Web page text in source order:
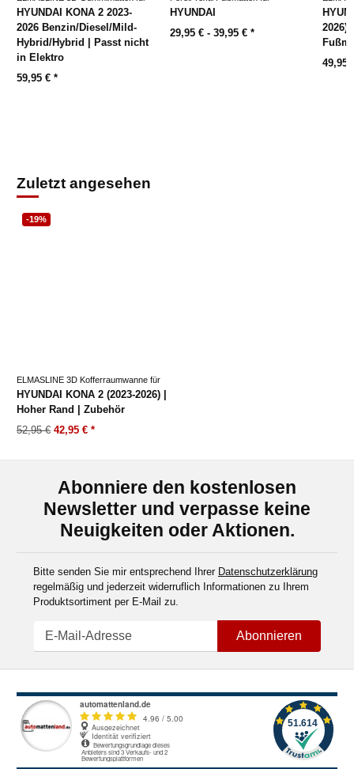
HYUNDAI KONA 2 2023-
2026 Benzin/Diesel/Mild-
Hybrid/Hybrid | Passt nicht
in Elektro
59,95 € *
HYUNDAI
29,95 € - 39,95 € *
2026)
49,95
Zuletzt angesehen
-19%
ELMASLINE 3D Kofferraumwanne für
HYUNDAI KONA 2 (2023-2026) |
Hoher Rand | Zubehör
52,95 € 42,95 € *
Abonniere den kostenlosen
Newsletter und verpasse keine
Neuigkeiten oder Aktionen.
Bitte senden Sie mir entsprechend Ihrer Datenschutzerklärung
regelmäßig und jederzeit widerruflich Informationen zu Ihrem
Produktsortiment per E-Mail zu.
Abonnieren